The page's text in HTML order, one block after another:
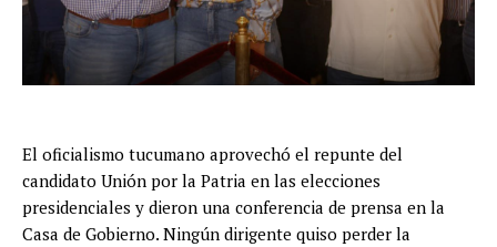
El oficialismo tucumano aprovechó el repunte del
candidato Unión por la Patria en las elecciones
presidenciales y dieron una conferencia de prensa en la
Casa de Gobierno. Ningún dirigente quiso perder la